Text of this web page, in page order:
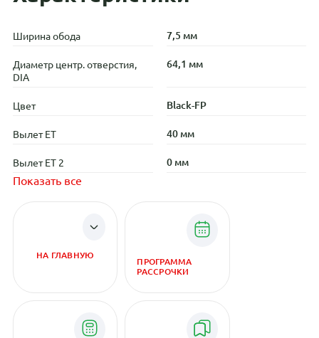
Ширина обода 7,5 мм
Диаметр центр. отверстия,
DIA
64,1 мм
Цвет Black-FP
Вылет ET 40 мм
Вылет ET 2 0 мм
Показать все
НА ГЛАВНУЮ
ПРОГРАММА
РАССРОЧКИ